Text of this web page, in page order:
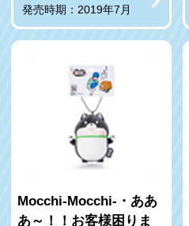
発売時期：2019年7月
Mocchi-Mocchi-・ああ
あ～！！お客様困りま